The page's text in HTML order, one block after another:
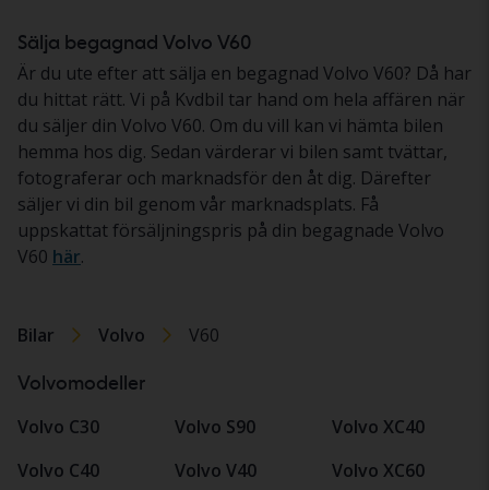
Sälja begagnad Volvo V60
Är du ute efter att sälja en begagnad Volvo V60? Då har
du hittat rätt. Vi på Kvdbil tar hand om hela affären när
du säljer din Volvo V60. Om du vill kan vi hämta bilen
hemma hos dig. Sedan värderar vi bilen samt tvättar,
fotograferar och marknadsför den åt dig. Därefter
säljer vi din bil genom vår marknadsplats. Få
uppskattat försäljningspris på din begagnade Volvo
V60 här.
Bilar Volvo V60
Volvomodeller
Volvo C30
Volvo C40
Volvo S90
Volvo V40
Volvo XC40
Volvo XC60